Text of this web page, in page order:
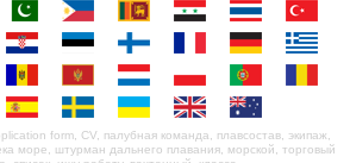
form, CV, палубная команда, плавсостав, экипаж,
море, штурман дальнего плавания, морской, торговый